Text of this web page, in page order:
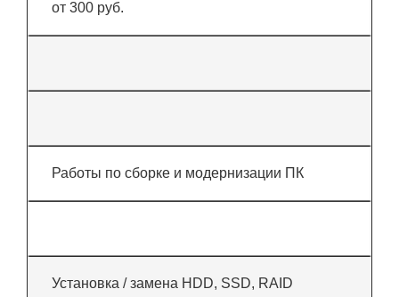
от 300 руб.
Работы по сборке и модернизации ПК
Установка / замена HDD, SSD, RAID